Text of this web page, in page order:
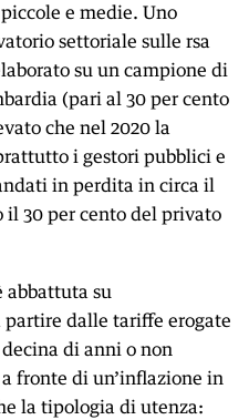
e medie. Uno
settoriale sulle rsa
su un campione di
(pari al 30 per cento
che nel 2020 la
i gestori pubblici e
in perdita in circa il
il 30 per cento del privato
abbattuta su
dalle tariffe erogate
di anni o non
fronte di un’inflazione in
la tipologia di utenza: